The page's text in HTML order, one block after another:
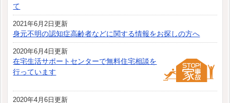
て
2021年6月2日更新
身元不明の認知症高齢者などに関する情報をお探しの方へ
2020年6月4日更新
在宅生活サポートセンターで無料住宅相談を
行っています
2020年4月6日更新